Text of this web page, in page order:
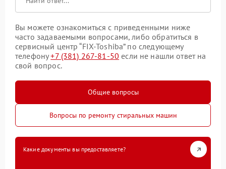
Вы можете ознакомиться с приведенными ниже
часто задаваемыми вопросами, либо обратиться в
сервисный центр “FIX-Toshiba” по следующему
телефону+7 (381) 267-81-50 если не нашли ответ на
свой вопрос.
Общие вопросы
Вопросы по ремонту стиральных машин
Какие документы вы предоставляете?